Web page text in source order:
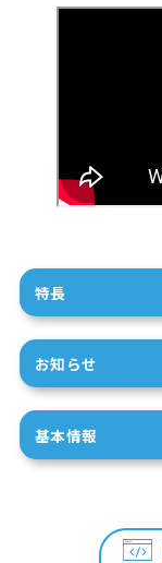
特長
お知らせ
基本情報